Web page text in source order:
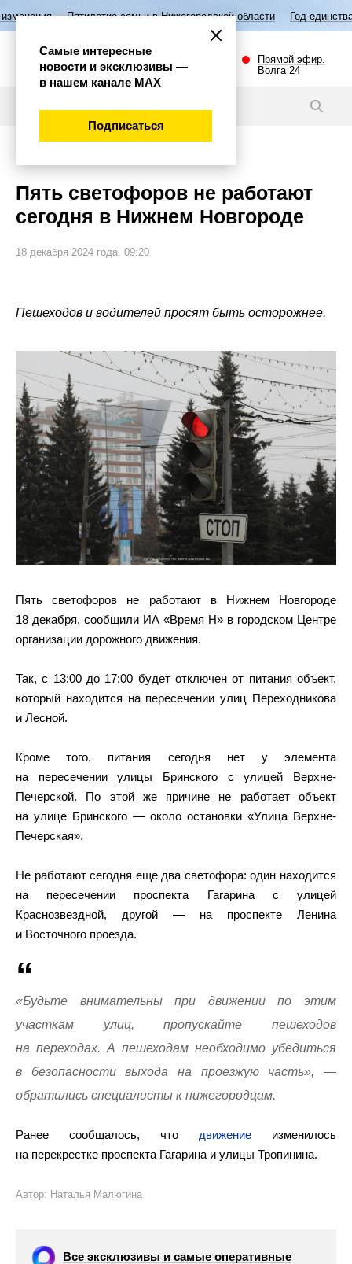
семьи в Нижегородской области Год единства народов
Прямой эфир.
Волга 24
Пять светофоров не работают
сегодня в Нижнем Новгороде
18 декабря 2024 года, 09:20
Пешеходов и водителей просят быть осторожнее.
Пять светофоров не работают в Нижнем Новгороде
18 декабря, сообщили ИА «Время Н» в городском Центре
организации дорожного движения.
Так, с 13:00 до 17:00 будет отключен от питания объект,
который находится на пересечении улиц Переходникова
и Лесной.
Кроме того, питания сегодня нет у элемента
на пересечении улицы Бринского с улицей Верхне-
Печерской. По этой же причине не работает объект
на улице Бринского — около остановки «Улица Верхне-
Печерская».
Не работают сегодня еще два светофора: один находится
на пересечении проспекта Гагарина с улицей
Краснозвездной, другой — на проспекте Ленина
и Восточного проезда.
«Будьте внимательны при движении по этим
участкам улиц, пропускайте пешеходов
на переходах. А пешеходам необходимо убедиться
в безопасности выхода на проезжую часть», —
обратились специалисты к нижегородцам.
Ранее сообщалось, что движение изменилось
на перекрестке проспекта Гагарина и улицы Тропинина.
Автор: Наталья Малюгина
Все эксклюзивы и самые оперативные
Самые интересные
новости и эксклюзивы —
в нашем канале МАХ
Подписаться